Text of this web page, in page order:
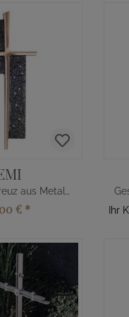
Edles Wandkreuz aus Metall mit Deko
€ *
Ihr